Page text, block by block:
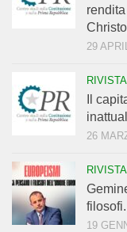
29
RIVISTA
Il
26
RIVISTA
filosofi.
19